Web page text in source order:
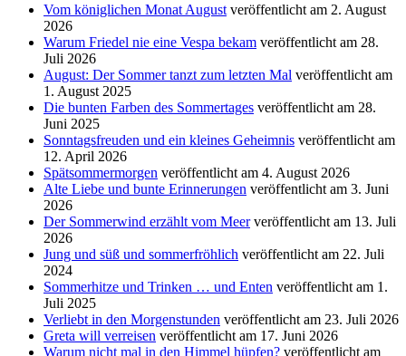
Vom königlichen Monat August veröffentlicht am 2. August
2026
Warum Friedel nie eine Vespa bekam veröffentlicht am 28.
Juli 2026
August: Der Sommer tanzt zum letzten Mal veröffentlicht am
1. August 2025
Die bunten Farben des Sommertages veröffentlicht am 28.
Juni 2025
Sonntagsfreuden und ein kleines Geheimnis veröffentlicht am
12. April 2026
Spätsommermorgen veröffentlicht am 4. August 2026
Alte Liebe und bunte Erinnerungen veröffentlicht am 3. Juni
2026
Der Sommerwind erzählt vom Meer veröffentlicht am 13. Juli
2026
Jung und süß und sommerfröhlich veröffentlicht am 22. Juli
2024
Sommerhitze und Trinken … und Enten veröffentlicht am 1.
Juli 2025
Verliebt in den Morgenstunden veröffentlicht am 23. Juli 2026
Greta will verreisen veröffentlicht am 17. Juni 2026
Warum nicht mal in den Himmel hüpfen? veröffentlicht am